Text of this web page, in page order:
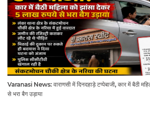
Varanasi News: वाराणसी में दिनदहाड़े टप्पेबाजी, कार में बैठी
से भरा बैग उड़ाया